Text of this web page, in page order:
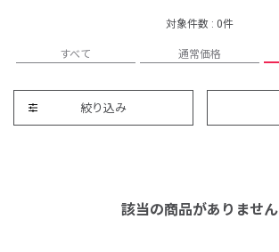
対象件数 : 0件
すべて 通常価格
絞り込み
該当の商品がありません